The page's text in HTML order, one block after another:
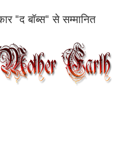
"द बॉब्स" से सम्मानित